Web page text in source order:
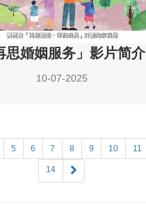
思婚姻服务」影片简介
10-07-2025
5 6 7 8 9 10 11
14